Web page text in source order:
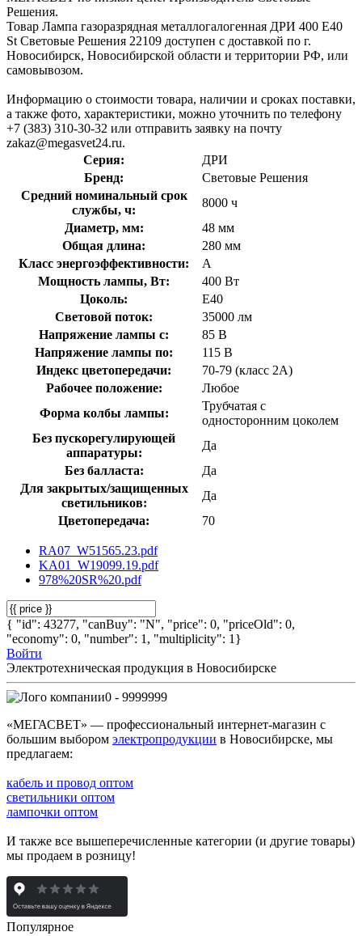
Решения.
Товар Лампа газоразрядная металлогалогенная ДРИ 400 E40
St Световые Решения 22109 доступен с доставкой по г.
Новосибирск, Новосибирской области и территории РФ, или
самовывозом.
Информацию о стоимости товара, наличии и сроках поставки,
а также фото, характеристики, можно уточнить по телефону
+7 (383) 310-30-32 или отправить заявку на почту
zakaz@megasvet24.ru.
Серия:
ДРИ
Бренд:
Световые Решения
Средний номинальный срок
службы, ч:
8000 ч
Диаметр, мм:
48 мм
Общая длина:
280 мм
Класс энергоэффективности:
A
Мощность лампы, Вт:
400 Вт
Цоколь:
E40
Световой поток:
35000 лм
Напряжение лампы с:
85 В
Напряжение лампы по:
115 В
Индекс цветопередачи:
70-79 (класс 2А)
Рабочее положение:
Любое
Форма колбы лампы:
Трубчатая с
односторонним цоколем
Без пускорегулирующей
аппаратуры:
Да
Без балласта:
Да
Для закрытых/защищенных
светильников:
Да
Цветопередача:
70
RA07_W51565.23.pdf
KA01_W19099.19.pdf
978%20SR%20.pdf
{ "id": 43277, "canBuy": "N", "price": 0, "priceOld": 0,
"economy": 0, "number": 1, "multiplicity": 1}
Войти
Электротехническая продукция в Новосибирске
0 - 9999999
«МЕГАСВЕТ» — профессиональный интернет-магазин с
большим выбором электропродукции в Новосибирске, мы
предлагаем:
кабель и провод оптом
светильники оптом
лампочки оптом
И также все вышеперечисленные категории (и другие товары)
мы продаем в розницу!
Популярное